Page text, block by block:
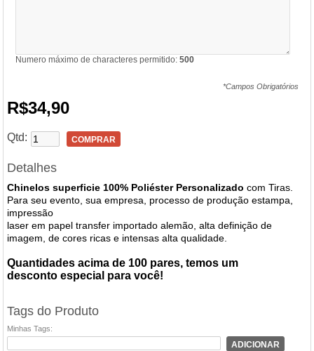
Numero máximo de characteres permitido:500
*Campos Obrigatórios
R$34,90
Qtd: COMPRAR
Detalhes
Chinelos superficie 100% Poliéster Personalizadocom Tiras
Para seu evento, suaempresa, processo de produção estampa,
impressão
laser em papel transfer importado alemão, alta definiçãode
imagem, de cores ricas e intensas alta qualidade.
Quantidades acima de 100 pares, temos um
desconto especial para você!
Tags do Produto
Minhas Tags:
ADICIONAR